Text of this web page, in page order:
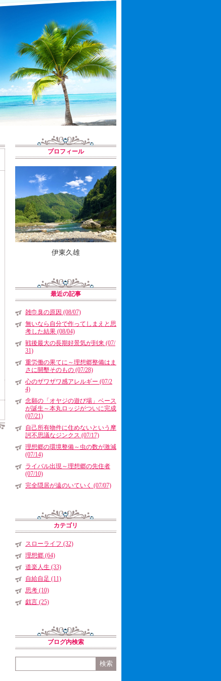
プロフィール
伊東久雄
最近の記事
雑巾臭の原因 (08/07)
無いなら自分で作ってしまえと思
考した結果 (08/04)
戦後最大の長期好景気が到来 (07/
31)
重労働の果てに～理想郷整備はま
さに開墾そのもの (07/28)
心のザワザワ感アレルギー (07/2
4)
念願の「オヤジの遊び場」ベース
が誕生～本丸ロッジがついに完成
(07/21)
自己所有物件に住めないという摩
訶不思議なジンクス (07/17)
理想郷の環境整備～虫の数が激減
(07/14)
ライバル出現～理想郷の先住者
(07/10)
完全隠居が遠のいていく (07/07)
カテゴリ
スローライフ (32)
理想郷 (64)
道楽人生 (33)
自給自足 (11)
思考 (10)
戯言 (25)
ブログ内検索